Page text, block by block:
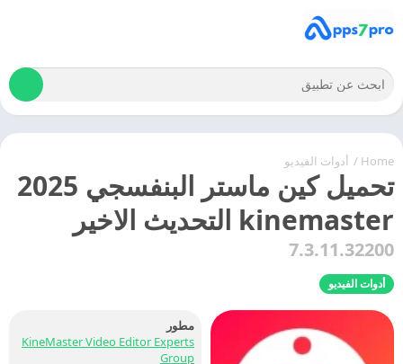
Home
/ أدوات الفيديو
تحميل كين ماستر البنفسجي 2025
kinemaster التحديث الاخير
7.3.11.32200
أدوات الفيديو
مطور
KineMaster Video Editor Experts
Group